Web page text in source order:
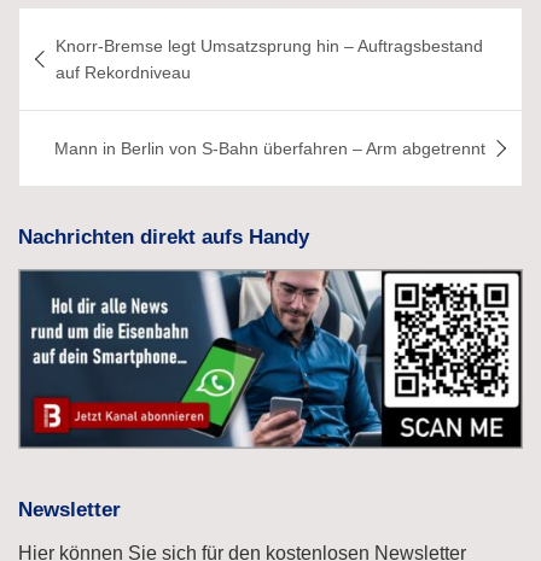
Knorr-Bremse legt Umsatzsprung hin – Auftragsbestand
auf Rekordniveau
Mann in Berlin von S-Bahn überfahren – Arm abgetrennt
Nachrichten direkt aufs Handy
Newsletter
Hier können Sie sich für den kostenlosen Newsletter